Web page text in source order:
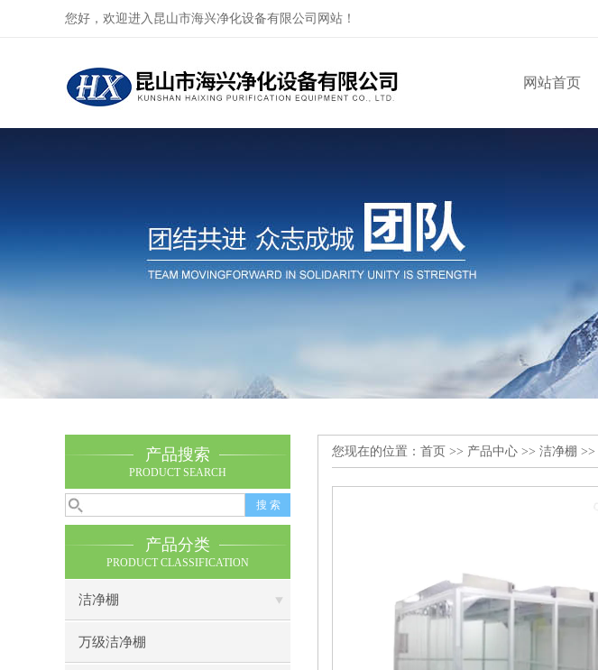
您好，欢迎进入昆山市海兴净化设备有限公司网站！
网站首页
产品搜索
PRODUCT SEARCH
产品分类
PRODUCT CLASSIFICATION
洁净棚
万级洁净棚
您现在的位置： 首页 >> 产品中心 >> 洁净棚 >>